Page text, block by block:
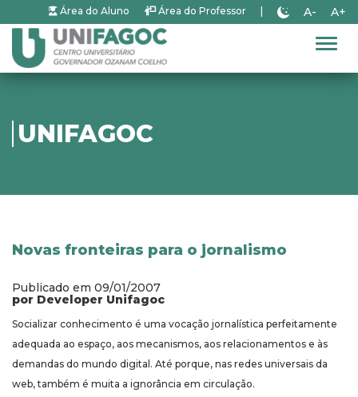
Área do Aluno Área do Professor A- A+
UNIFAGOC
Novas fronteiras para o jornalismo
Publicado em 09/01/2007
por Developer Unifagoc
Socializar conhecimento é uma vocação jornalística perfeitamente
adequada ao espaço, aos mecanismos, aos relacionamentos e às
demandas do mundo digital. Até porque, nas redes universais da
web, também é muita a ignorância em circulação.